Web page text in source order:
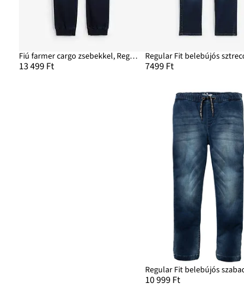
Fiú farmer cargo zsebekkel, Regular Fit
13 499 Ft 7499 Ft
10 999 Ft